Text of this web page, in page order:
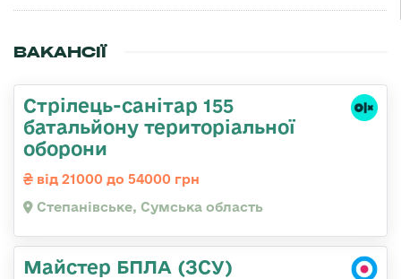
ВАКАНСІЇ
Стрілець-санітар 155
батальйону територіальної
оборони
від 21000 до 54000 грн
Степанівське, Сумська область
Майстер БПЛА (ЗСУ)